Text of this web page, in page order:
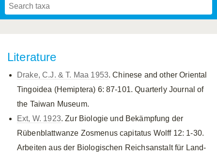
Literature
Drake, C.J. & T. Maa 1953. Chinese and other Oriental
Tingoidea (Hemiptera) 6: 87-101. Quarterly Journal of
the Taiwan Museum.
Ext, W. 1923. Zur Biologie und Bekämpfung der
Rübenblattwanze Zosmenus capitatus Wolff 12: 1-30.
Arbeiten aus der Biologischen Reichsanstalt für Land-